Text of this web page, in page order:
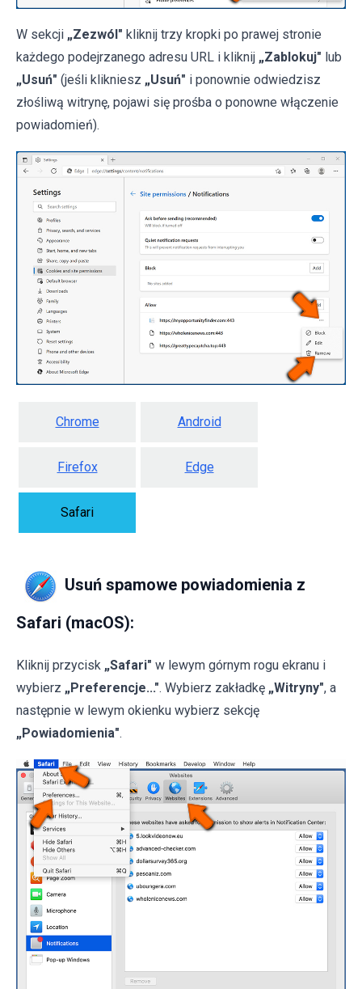
W sekcji „Zezwól" kliknij trzy kropki po prawej stronie
każdego podejrzanego adresu URL i kliknij „Zablokuj" lub
„Usuń" (jeśli klikniesz „Usuń" i ponownie odwiedzisz
złośliwą witrynę, pojawi się prośba o ponowne włączenie
powiadomień).
Chrome Android
Firefox Edge
Safari
Usuń spamowe powiadomienia z
Safari (macOS):
Kliknij przycisk „Safari" w lewym górnym rogu ekranu i
wybierz „Preferencje...". Wybierz zakładkę „Witryny", a
następnie w lewym okienku wybierz sekcję
„Powiadomienia".